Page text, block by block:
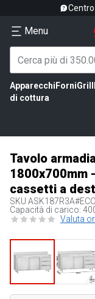
Menu
Apparecchi
di cottura
ForniGrill
Tavolo
1800x700mm
cassetti a
SKU ASK187R3A#ECO
Capacità di carico:
Valuta